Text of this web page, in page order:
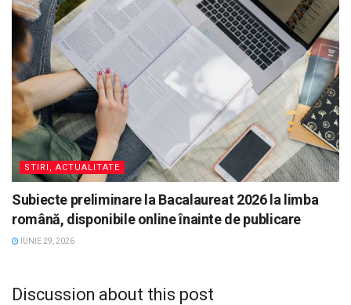
STIRI, ACTUALITATE
Subiecte preliminare la Bacalaureat 2026 la limba
română, disponibile online înainte de publicare
IUNIE 29, 2026
Discussion about this post